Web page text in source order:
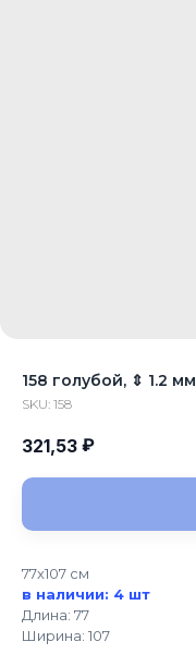
158 голубой, ⇕ 1.2 мм
SKU: 158
321,53 ₽
77x107 см
в наличии: 4 шт
Длина: 77
Ширина: 107